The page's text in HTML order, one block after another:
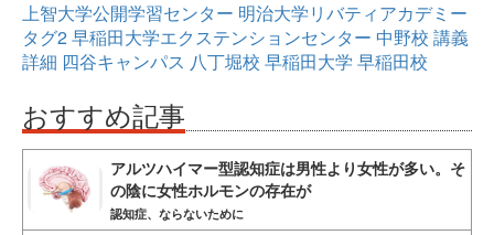
上智大学公開学習センター 明治大学リバティアカデミー
タグ2早稲田大学エクステンションセンター 中野校 講義
詳細 四谷キャンパス 八丁堀校 早稲田大学 早稲田校
おすすめ記事
アルツハイマー型認知症は男性より女性が多い。そ
の陰に女性ホルモンの存在が
認知症、ならないために